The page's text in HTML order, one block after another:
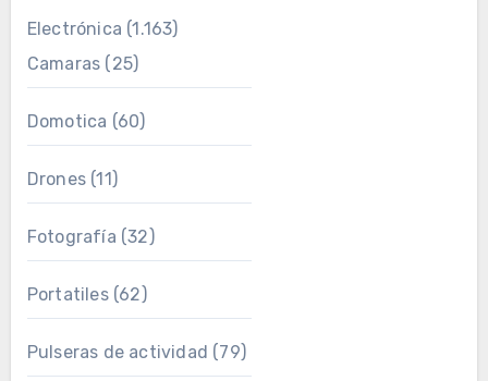
Electrónica (1.163)
Camaras (25)
Domotica (60)
Drones(11)
Fotografía (32)
Portatiles(62)
Pulseras de actividad (79)